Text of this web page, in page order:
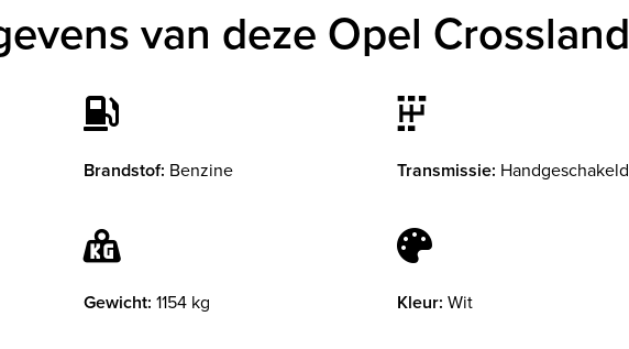
van deze Opel Crossland
Brandstof: Benzine Transmissie: Handgeschakeld
Gewicht: 1154 kg Kleur: Wit